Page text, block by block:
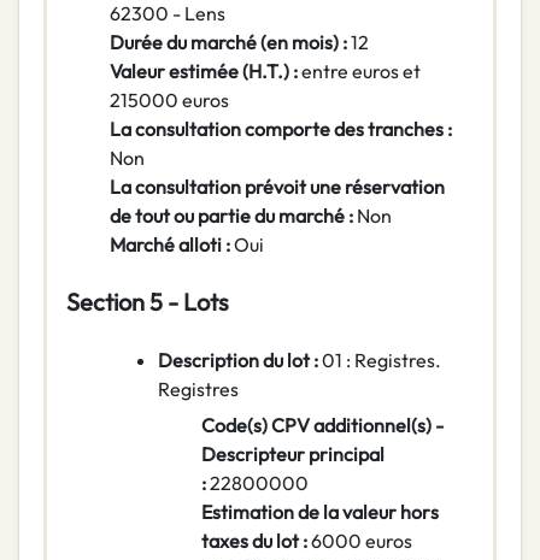
62300 - Lens
Durée du marché (en mois) :12
Valeur estimée (H.T.) :entre euros et
215000 euros
La consultation comporte des tranches :
Non
La consultation prévoit une réservation
de tout ou partie du marché : Non
Marché alloti :Oui
Section 5 - Lots
Description du lot :01 : Registres.
Registres
Code(s) CPV additionnel(s) -
Descripteur principal
:22800000
Estimation de la valeur hors
taxes du lot :6000 euros